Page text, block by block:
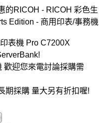
的RICOH - RICOH 彩色生
Edition - 商用印表/事務機
表機 Pro C7200X
歡迎您來電討論採購需
期採購 量大另有折扣喔!